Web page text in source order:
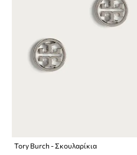
Tory Burch - Σκουλαρίκια